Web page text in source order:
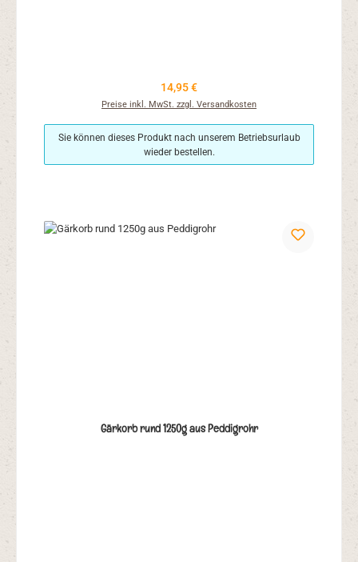
Regulärer Preis:
14,95 €
Preise inkl. MwSt. zzgl. Versandkosten
Sie können dieses Produkt nach unserem Betriebsurlaub
wieder bestellen.
Gärkorb rund 1250g aus Peddigrohr